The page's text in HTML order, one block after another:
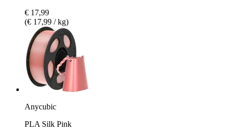
€ 17,99
(€ 17,99 / kg)
Anycubic
PLA Silk Pink